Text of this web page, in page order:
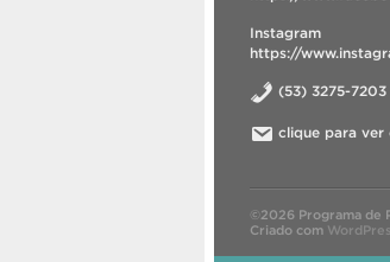
Instagram
https://
(53) 3275-
clique para ver
©2026 Programa de
Criado com